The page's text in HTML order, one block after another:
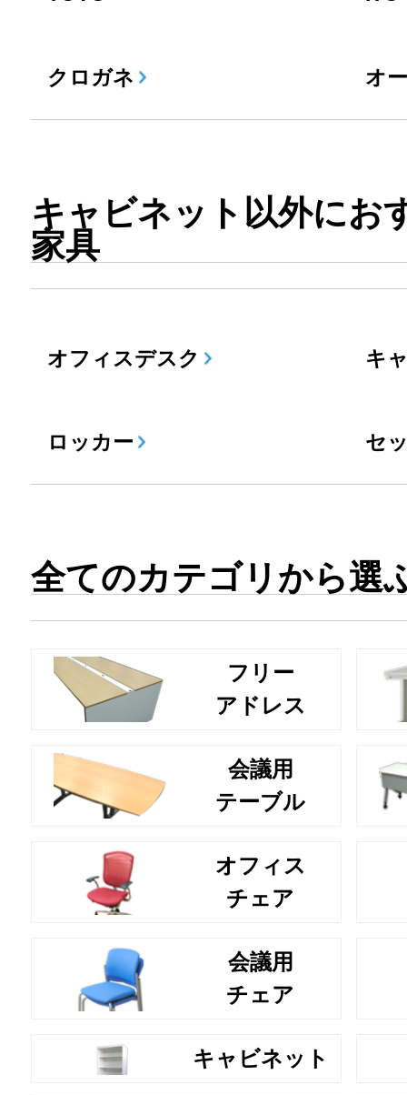
クロガネ オ
キャビネット以外にお
家具
オフィスデスク キ
ロッカー セ
全てのカテゴリから選
フリー
アドレス
会議用
テーブル
オフィス
チェア
会議用
チェア
キャビネット